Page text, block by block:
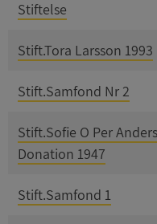
Stiftelse
Stift.Tora Larsson 1993
Stift.Samfond Nr 2
Stift.Sofie O Per
Donation 1947
Stift.Samfond 1